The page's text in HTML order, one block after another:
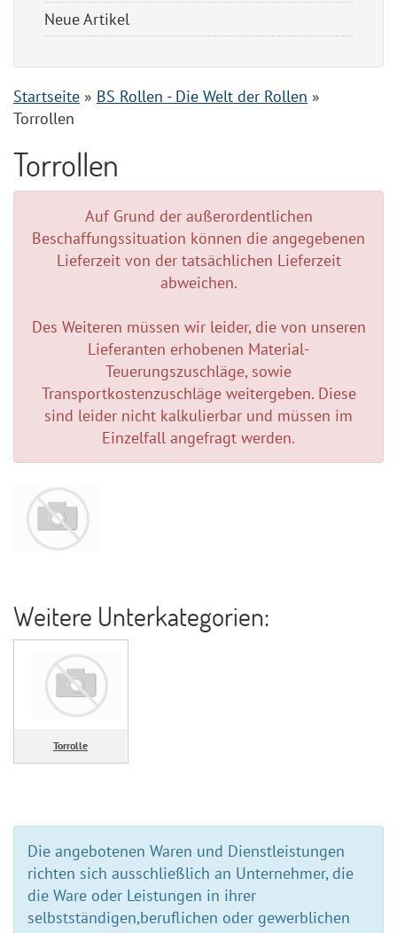
Neue Artikel
Startseite » BS Rollen - Die Welt der Rollen »
Torrollen
Torrollen
Auf Grund der außerordentlichen
Beschaffungssituation können die angegebenen
Lieferzeit von der tatsächlichen Lieferzeit
abweichen.
Des Weiteren müssen wir leider, die von unseren
Lieferanten erhobenen Material-
Teuerungszuschläge, sowie
Transportkostenzuschläge weitergeben. Diese
sind leider nicht kalkulierbar und müssen im
Einzelfall angefragt werden.
Weitere Unterkategorien:
Torrolle
Die angebotenen Waren und Dienstleistungen
richten sich ausschließlich an Unternehmer, die
die Ware oder Leistungen in ihrer
selbstständigen,beruflichen oder gewerblichen